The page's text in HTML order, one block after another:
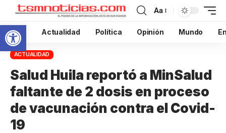
Abrir barra de herramientas
Aa
Inicio Actualidad Política Opinión Mundo
ACTUALIDAD
Salud Huila reportó a MinSalud
faltante de 2 dosis en proceso
de vacunación contra el Covid-
19